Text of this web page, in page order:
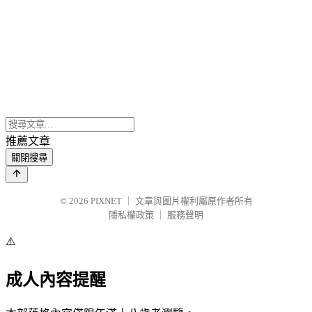
推薦文章
關閉搜尋
© 2026 PIXNET
文章與圖片權利屬原作者所有
隱私權政策
服務聲明
⚠️
成人內容提醒